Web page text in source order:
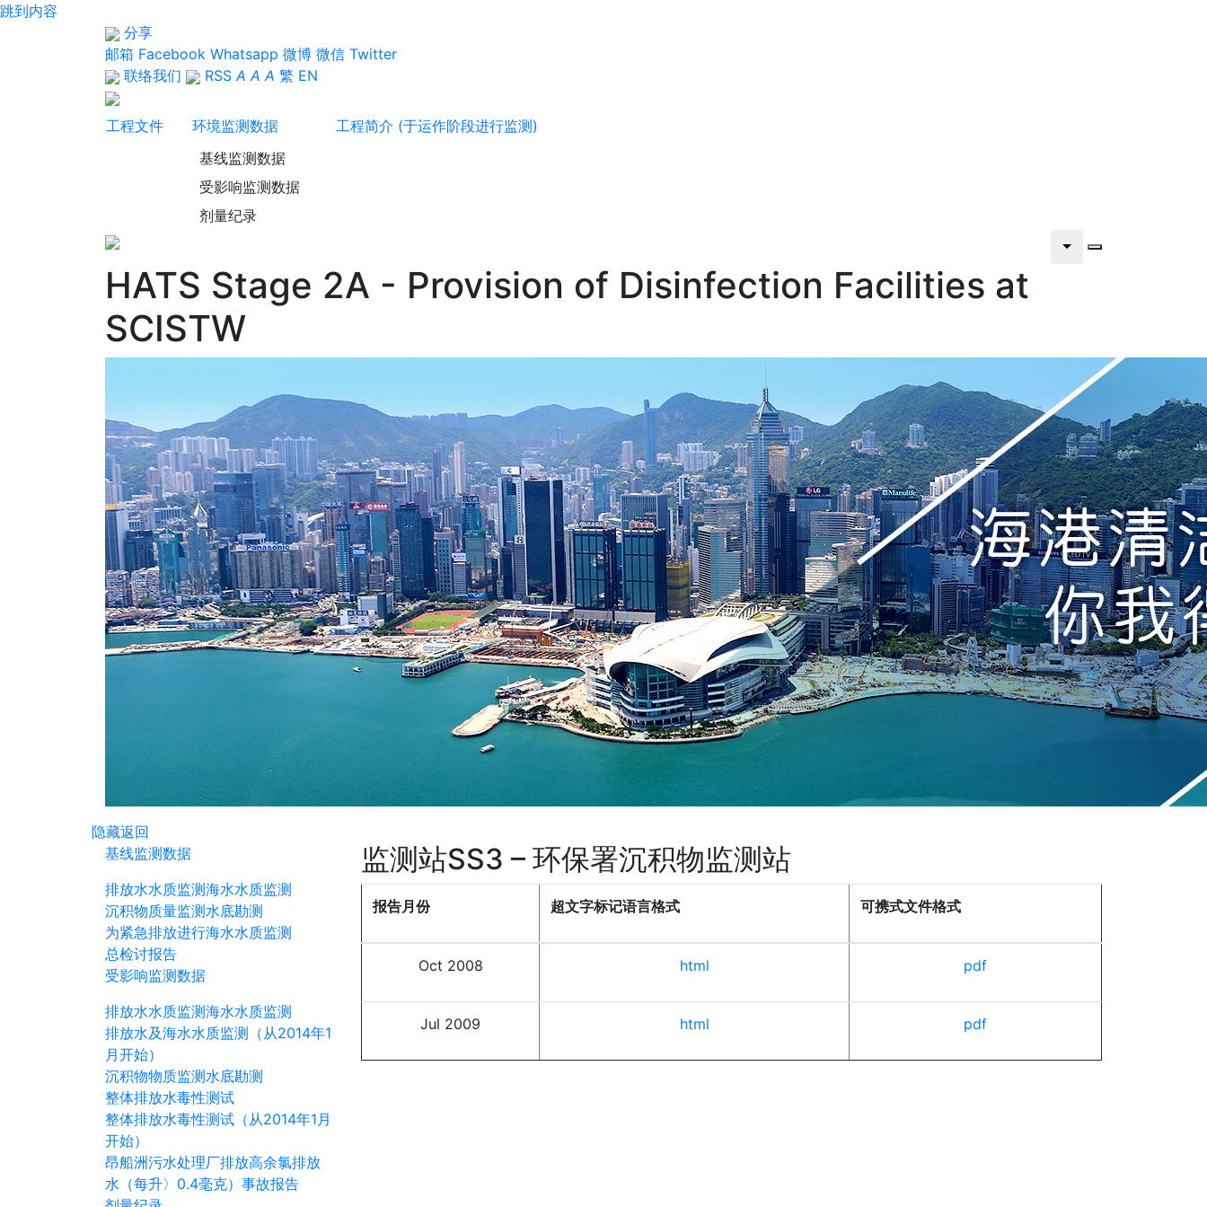
跳到内容
分享
邮箱 Facebook Whatsapp 微博 微信 Twitter
联络我们
RSS A A A 繁 EN
工程文件
环境监测数据
基线监测数据
受影响监测数据
剂量纪录
工程简介 (于运作阶段进行监测)
HATS Stage 2A - Provision of Disinfection Facilities at
SCISTW
隐藏返回
基线监测数据
排放水水质监测海水水质监测
沉积物质量监测水底勘测
为紧急排放进行海水水质监测
总检讨报告
受影响监测数据
排放水水质监测海水水质监测
排放水及海水水质监测（从2014年1
月开始）
沉积物物质监测水底勘测
整体排放水毒性测试
整体排放水毒性测试（从2014年1月
开始）
昂船洲污水处理厂排放高余氯排放
水（每升〉0.4毫克）事故报告
监测站SS3 – 环保署沉积物监测站
报告月份 超文字标记语言格式 可携式文件格式
Oct 2008 html pdf
Jul 2009 html pdf